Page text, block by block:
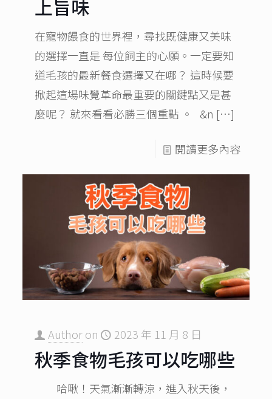
上旨味
在寵物餵食的世界裡，尋找既健康又美味
的選擇一直是 每位飼主的心願。一定要知
道毛孩的最新餐食選擇又在哪？ 這時候要
掀起這場味覺革命最重要的關鍵點又是甚
麼呢？ 就來看看必勝三個重點 。 &n […]
閱讀更多內容
Authoron 2023 年 11 月 8 日
秋季食物毛孩可以吃哪些
哈啾！天氣漸漸轉涼，進入秋天後，